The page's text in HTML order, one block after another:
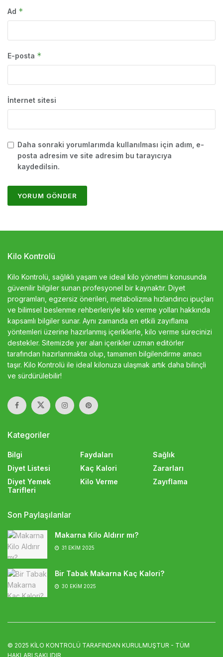
Ad *
E-posta *
İnternet sitesi
Daha sonraki yorumlarımda kullanılması için adım, e-
posta adresim ve site adresim bu tarayıcıya
kaydedilsin.
Kilo Kontrolü
Kilo Kontrolü, sağlıklı yaşam ve ideal kilo yönetimi konusunda
güvenilir bilgiler sunan profesyonel bir kaynaktır. Diyet
programları, egzersiz önerileri, metabolizma hızlandırıcı ipuçları
ve bilimsel beslenme rehberleriyle kilo verme yolları hakkında
kapsamlı bilgiler sunar. Aynı zamanda en etkili zayıflama
yöntemleri üzerine hazırlanmış içeriklerle, kilo verme sürecinizi
destekler. Sitemizde yer alan içerikler uzman editörler
tarafından hazırlanmakta olup, tamamen bilgilendirme amacı
taşır. Kilo Kontrolü ile ideal kilonuza ulaşmak artık daha bilinçli
ve sürdürülebilir!
Kategoriler
Bilgi
Diyet Listesi
Diyet Yemek
Tarifleri
Faydaları
Kaç Kalori
Kilo Verme
Sağlık
Zararları
Zayıflama
Son Paylaşılanlar
Makarna Kilo Aldırır mı?
31 EKIM 2025
Bir Tabak Makarna Kaç Kalori?
30 EKIM 2025
© 2025 KİLO KONTROLÜ TARAFINDAN KURULMUŞTUR - TÜM
HAKLARI SAKLIDIR